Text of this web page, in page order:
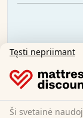
Tęsti nepriimant
Ši svetainė